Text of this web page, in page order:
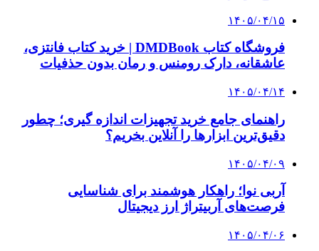
۱۴۰۵/۰۴/۱۵
فروشگاه کتاب DMDBook | خرید کتاب فانتزی،
عاشقانه، دارک رومنس و رمان بدون حذفیات
۱۴۰۵/۰۴/۱۴
راهنمای جامع خرید تجهیزات اندازه گیری؛ چطور
دقیق‌ترین ابزارها را آنلاین بخریم؟
۱۴۰۵/۰۴/۰۹
آربی نوا؛ راهکار هوشمند برای شناسایی
فرصت‌های آربیتراژ ارز دیجیتال
۱۴۰۵/۰۴/۰۶